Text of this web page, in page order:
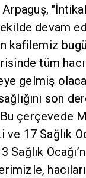
devam
kafilemiz
tüm hacı
gelmiş
son
çerçevede
17 Sağlık
Sağlık